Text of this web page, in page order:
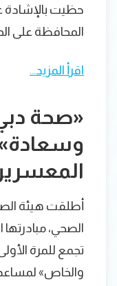
حظيت
المحافظة على
اقرأ المزيد…
«صحة
أطلقت هيئة
الصحي،
تجمع للمرة
والخاص»